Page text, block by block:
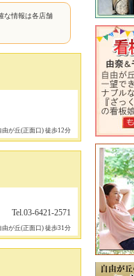
な情報は各店舗
由が丘(正面口) 徒歩12分
Tel.03-6421-2571
由が丘(正面口) 徒歩31分